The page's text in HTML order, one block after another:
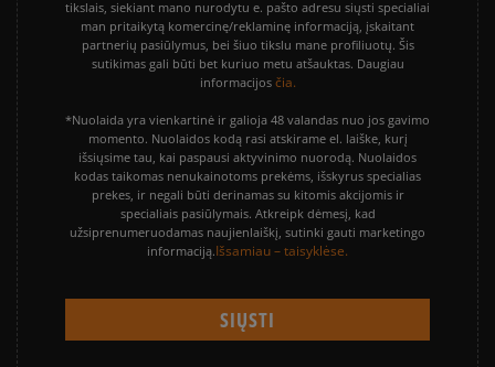
tikslais, siekiant mano nurodytu e. pašto adresu siųsti specialiai
man pritaikytą komercinę/reklaminę informaciją, įskaitant
partnerių pasiūlymus, bei šiuo tikslu mane profiliuotų. Šis
sutikimas gali būti bet kuriuo metu atšauktas. Daugiau
informacijos čia.
*Nuolaida yra vienkartinė ir galioja 48 valandas nuo jos gavimo
momento. Nuolaidos kodą rasi atskirame el. laiške, kurį
išsiųsime tau, kai paspausi aktyvinimo nuorodą. Nuolaidos
kodas taikomas nenukainotoms prekėms, išskyrus specialias
prekes, ir negali būti derinamas su kitomis akcijomis ir
specialiais pasiūlymais. Atkreipk dėmesį, kad
užsiprenumeruodamas naujienlaiškį, sutinki gauti marketingo
informaciją.Išsamiau – taisyklėse.